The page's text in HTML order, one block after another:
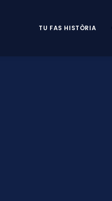
TU FAS HISTÒRIA